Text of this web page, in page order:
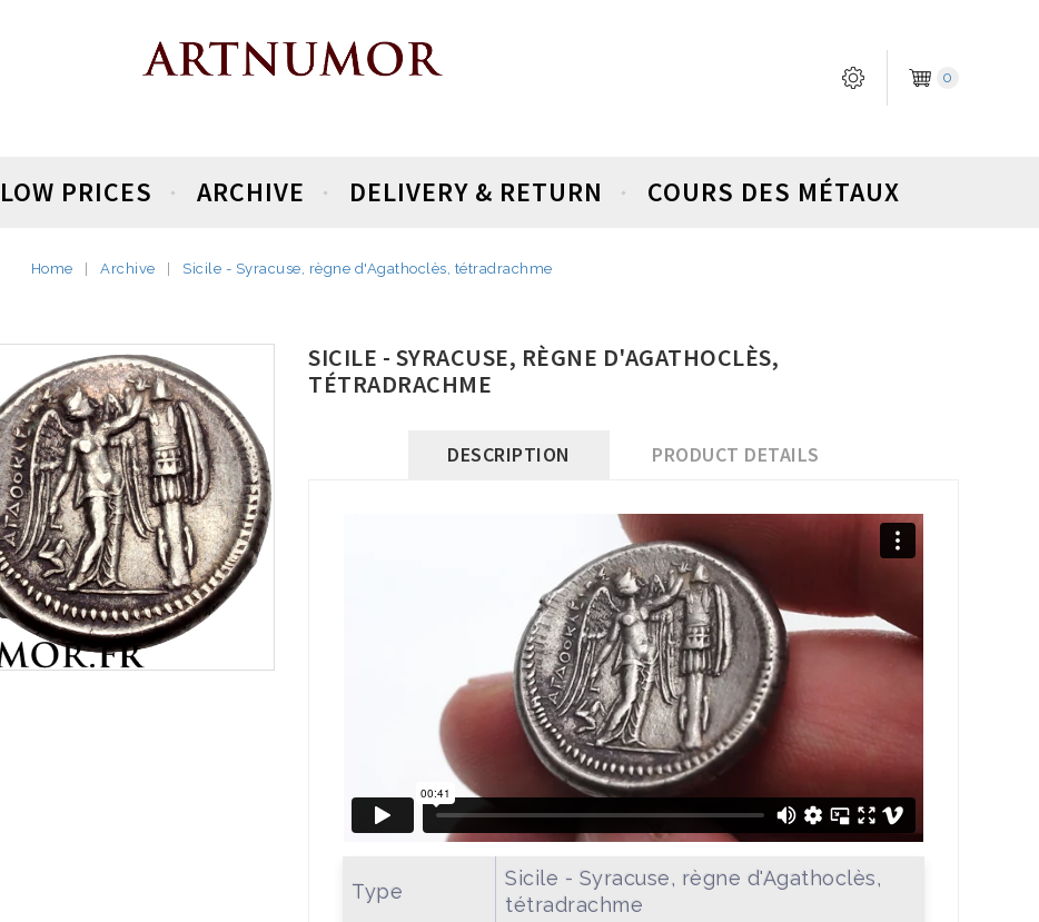
0
LOW PRICES ARCHIVE DELIVERY & RETURN COURS DES MÉTAUX
Home Archive Sicile - Syracuse, règne d'Agathoclès, tétradrachme
SICILE - SYRACUSE, RÈGNE D'AGATHOCLÈS,
TÉTRADRACHME
DESCRIPTION PRODUCT DETAILS
Type
Sicile - Syracuse, règne d'Agathoclès,
tétradrachme